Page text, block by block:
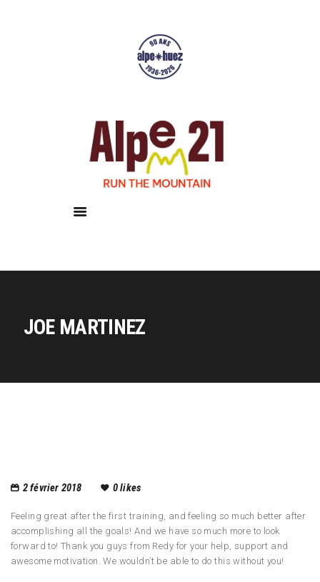
JOE MARTINEZ
Résultats
Galerie
Infos pratiques
2 février 2018 0likes
Feeling great after the first training, and feeling so much better after
accomplishing all the goals! And we have so much more to look
forward to! Thank you guys from Redy for your help, support and
awesome motivation. We wouldn’t be able to do this without you!